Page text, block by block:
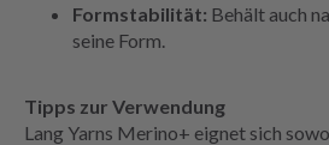
Formstabilität: Behält auch
seine Form.
Tipps zur Verwendung
Lang Yarns Merino+ eignet sich